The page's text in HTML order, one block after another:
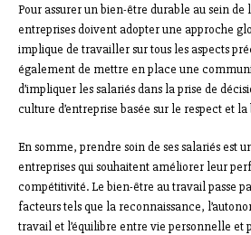
Pour assurer un bien-être durable au sein
entreprises doivent adopter une approche
implique de travailler sur tous les aspects
également de mettre en place une
d’impliquer les salariés dans la prise de
culture d’entreprise basée sur le respect et
En somme, prendre soin de ses salariés est
entreprises qui souhaitent améliorer leur
compétitivité. Le bien-être au travail passe
facteurs tels que la reconnaissance,
travail et l’équilibre entre vie personnelle